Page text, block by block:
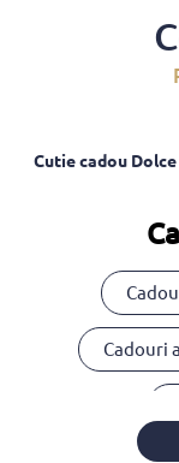
Cutie cadou
Cadouri